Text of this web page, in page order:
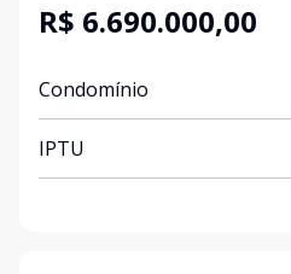
R$ 6.690.000,00
Condomínio
IPTU